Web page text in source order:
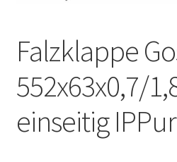
Falzklappe
552x63x0,7/
einseitig